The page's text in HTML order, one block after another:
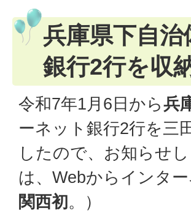
兵庫県下自
銀行2行を収
令和7年1月6日から兵
ーネット銀行2行を三
したので、お知らせ
は、Webからインタ
関西初。）